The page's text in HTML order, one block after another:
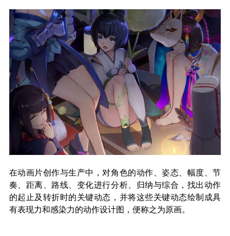
在动画片创作与生产中，对角色的动作、姿态、幅度、节
奏、距离、路线、变化进行分析、归纳与综合，找出动作
的起止及转折时的关键动态，并将这些关键动态绘制成具
有表现力和感染力的动作设计图，便称之为原画。